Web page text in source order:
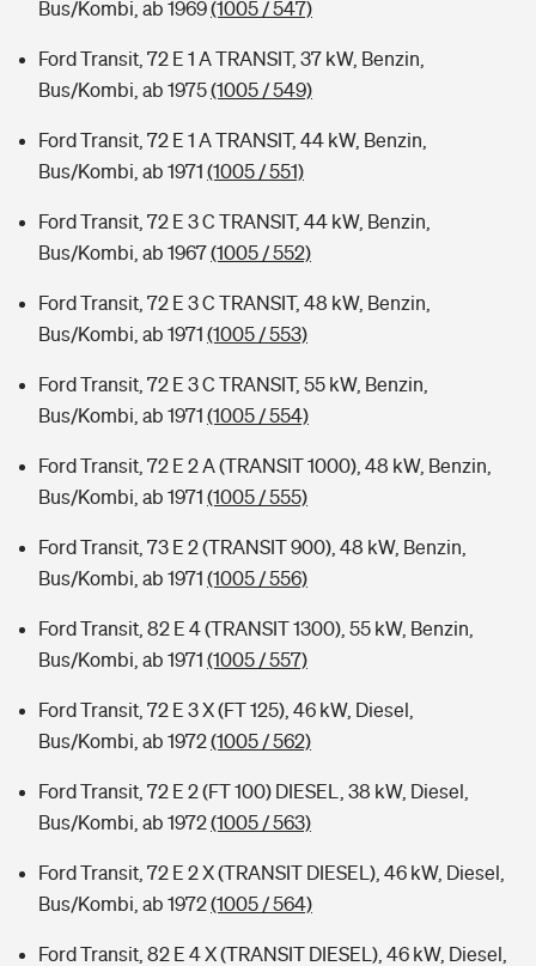
Bus/Kombi, ab 1969(1005 / 547)
Ford Transit, 72 E 1 A TRANSIT, 37 kW, Benzin,
Bus/Kombi, ab 1975(1005 / 549)
Ford Transit, 72 E 1 A TRANSIT, 44 kW, Benzin,
Bus/Kombi, ab 1971 (1005 / 551)
Ford Transit, 72 E 3 C TRANSIT, 44 kW, Benzin,
Bus/Kombi, ab 1967(1005 / 552)
Ford Transit, 72 E 3 C TRANSIT, 48 kW, Benzin,
Bus/Kombi, ab 1971 (1005 / 553)
Ford Transit, 72 E 3 C TRANSIT, 55 kW, Benzin,
Bus/Kombi, ab 1971 (1005 / 554)
Ford Transit, 72 E 2 A (TRANSIT 1000), 48 kW, Benzin,
Bus/Kombi, ab 1971 (1005 / 555)
Ford Transit, 73 E 2 (TRANSIT 900), 48 kW, Benzin,
Bus/Kombi, ab 1971 (1005 / 556)
Ford Transit, 82 E 4 (TRANSIT 1300), 55 kW, Benzin,
Bus/Kombi, ab 1971 (1005 / 557)
Ford Transit, 72 E 3 X (FT 125), 46 kW, Diesel,
Bus/Kombi, ab 1972(1005 / 562)
Ford Transit, 72 E 2 (FT 100) DIESEL, 38 kW, Diesel,
Bus/Kombi, ab 1972(1005 / 563)
Ford Transit, 72 E 2 X (TRANSIT DIESEL), 46 kW, Diesel,
Bus/Kombi, ab 1972(1005 / 564)
Ford Transit, 82 E 4 X (TRANSIT DIESEL), 46 kW, Diesel,